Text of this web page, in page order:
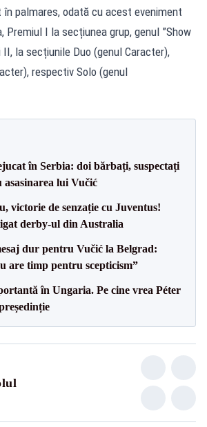
palmares, odată cu acest eveniment
Premiul I la secțiunea grup, genul ”Show
II, la secțiunile Duo (genul Caracter),
respectiv Solo (genul
în Serbia: doi bărbați, suspectați
asasinarea lui Vučić
victorie de senzație cu Juventus!
derby-ul din Australia
dur pentru Vučić la Belgrad:
are timp pentru scepticism”
în Ungaria. Pe cine vrea Péter